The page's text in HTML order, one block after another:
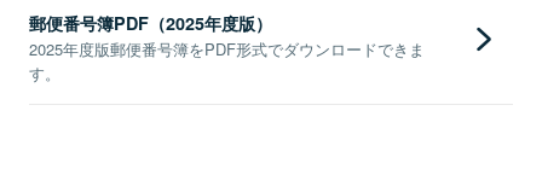
郵便番号簿PDF（2025年度版）
2025年度版郵便番号簿をPDF形式でダウンロードできま
す。